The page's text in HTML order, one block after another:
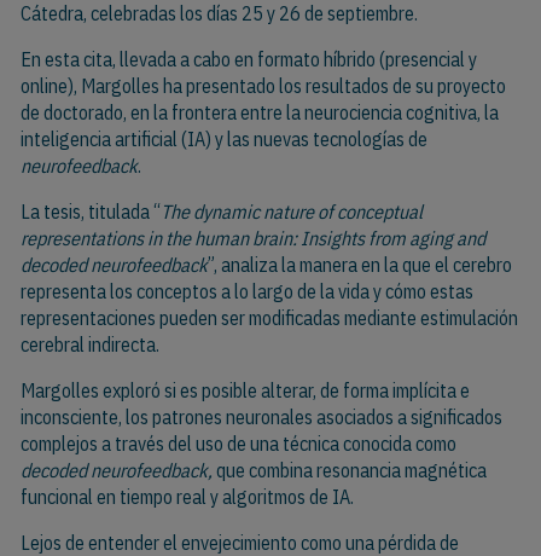
Cátedra, celebradas los días 25 y 26 de septiembre.
En esta cita, llevada a cabo en formato híbrido (presencial y
online), Margolles ha presentado los resultados de su proyecto
de doctorado, en la frontera entre la neurociencia cognitiva, la
inteligencia artificial (IA) y las nuevas tecnologías de
neurofeedback.
La tesis, titulada “The dynamic nature of conceptual
representations in the human brain: Insights from aging and
decoded neurofeedback”, analiza la manera en la que el cerebro
representa los conceptos a lo largo de la vida y cómo estas
representaciones pueden ser modificadas mediante estimulación
cerebral indirecta.
Margolles exploró si es posible alterar, de forma implícita e
inconsciente, los patrones neuronales asociados a significados
complejos a través del uso de una técnica conocida como
decoded neurofeedback,que combina resonancia magnética
funcional en tiempo real y algoritmos de IA.
Lejos de entender el envejecimiento como una pérdida de